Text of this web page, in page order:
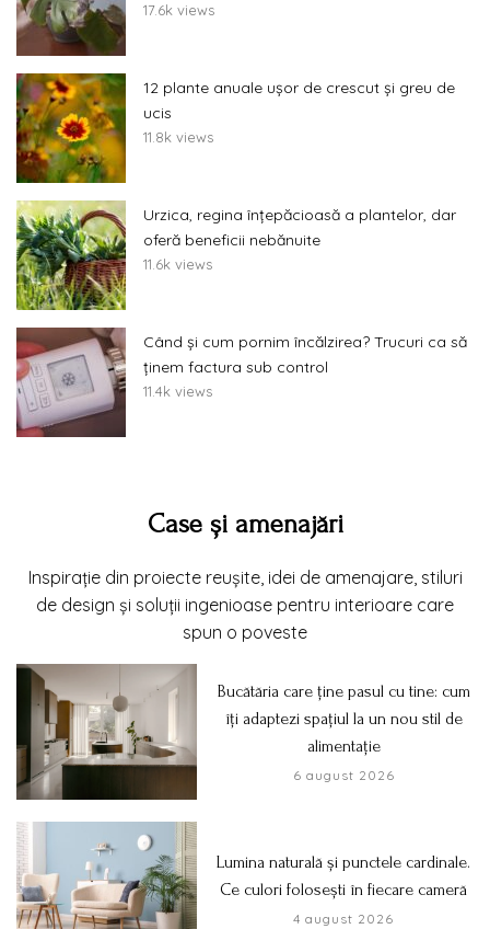
17.6k views
12 plante anuale ușor de crescut și greu de
ucis
11.8k views
Urzica, regina înțepăcioasă a plantelor, dar
oferă beneficii nebănuite
11.6k views
Când și cum pornim încălzirea? Trucuri ca să
ținem factura sub control
11.4k views
Case și amenajări
Inspirație din proiecte reușite, idei de amenajare, stiluri
de design și soluții ingenioase pentru interioare care
spun o poveste
Bucătăria care ține pasul cu tine: cum
îți adaptezi spațiul la un nou stil de
alimentație
6 august 2026
Lumina naturală și punctele cardinale.
Ce culori folosești în fiecare cameră
4 august 2026